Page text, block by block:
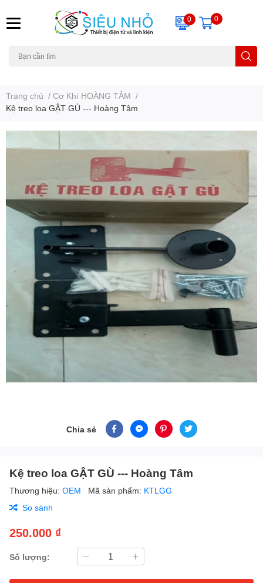
0 0
Trang chủ / Cơ Khí HOÀNG TÂM /
Kệ treo loa GẬT GÙ --- Hoàng Tâm
Chia sẻ
Kệ treo loa GẬT GÙ --- Hoàng Tâm
Thương hiệu: OEM Mã sản phẩm: KTLGG
So sánh
250.000 ₫
Số lượng: